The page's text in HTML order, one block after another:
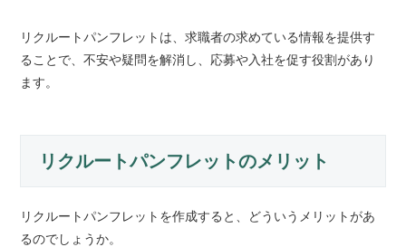
リクルートパンフレットは、求職者の求めている情報を提供す
ることで、不安や疑問を解消し、応募や入社を促す役割があり
ます。
リクルートパンフレットのメリット
リクルートパンフレットを作成すると、どういうメリットがあ
るのでしょうか。